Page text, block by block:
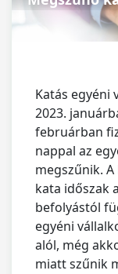
Katás egyéni
2023.
februárban
nappal az
megszűnik.
kata időszak
befolyástól
egyéni
alól, még
miatt szűnik